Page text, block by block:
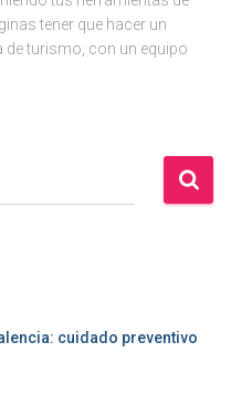
tener que hacer un
de turismo, con un equipo
cuidado preventivo